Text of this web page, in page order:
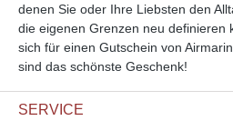
denen Sie oder Ihre Liebsten den
die eigenen Grenzen neu definieren
sich für einen Gutschein von
sind das schönste Geschenk!
SERVICE